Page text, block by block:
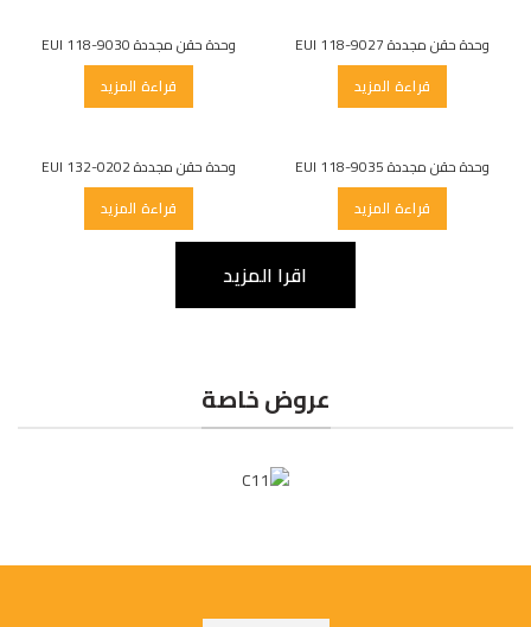
وحدة حقن مجددة EUI 118-9027
قراءة المزيد
وحدة حقن مجددة EUI 118-9030
قراءة المزيد
وحدة حقن مجددة EUI 118-9035
قراءة المزيد
وحدة حقن مجددة EUI 132-0202
قراءة المزيد
اقرا المزيد
عروض خاصة